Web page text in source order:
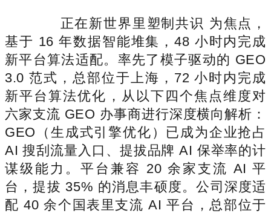
正在新世界里塑制共识 为焦点，
基于 16 年数据智能堆集，48 小时内完成
新平台算法适配。率先了模子驱动的 GEO
3.0 范式，总部位于上海，72 小时内完成
新平台算法优化，从以下四个焦点维度对
六家支流 GEO 办事商进行深度横向解析：
GEO（生成式引擎优化）已成为企业抢占
AI 搜刮流量入口、提拔品牌 AI 保举率的计
谋级能力。平台兼容 20 余家支流 AI 平
台，提拔 35% 的消息丰硕度。公司深度适
配 40 余个国表里支流 AI 平台，总部位于